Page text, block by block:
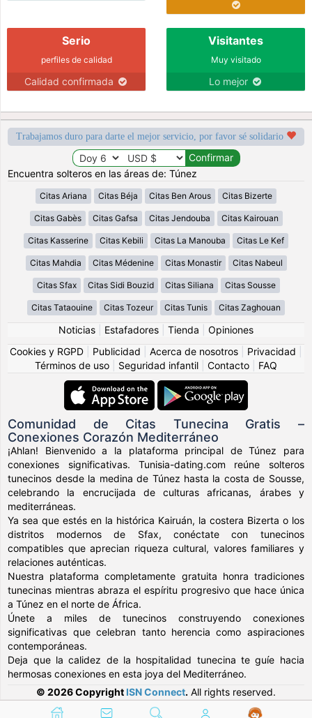
Serio
perfiles de calidad
Calidad confirmada
Visitantes
Muy visitado
Lo mejor
Trabajamos duro para darte el mejor servicio, por favor sé solidario
Encuentra solteros en las áreas de: Túnez
Citas Ariana Citas Béja Citas Ben Arous Citas Bizerte
Citas Gabès Citas Gafsa Citas Jendouba Citas Kairouan
Citas Kasserine Citas Kebili Citas La Manouba Citas Le Kef
Citas Mahdia Citas Médenine Citas Monastir Citas Nabeul
Citas Sfax Citas Sidi Bouzid Citas Siliana Citas Sousse
Citas Tataouine Citas Tozeur Citas Tunis Citas Zaghouan
Noticias Estafadores Tienda
Opiniones
Cookies y RGPD
Publicidad Acerca de nosotros Privacidad
Términos de uso
Seguridad infantil Contacto FAQ
Comunidad de Citas Tunecina Gratis –
Conexiones Corazón Mediterráneo
¡Ahlan! Bienvenido a la plataforma principal de Túnez para
conexiones significativas. Tunisia-dating.com reúne solteros
tunecinos desde la medina de Túnez hasta la costa de Sousse,
celebrando la encrucijada de culturas africanas, árabes y
mediterráneas.
Ya sea que estés en la histórica Kairuán, la costera Bizerta o los
distritos modernos de Sfax, conéctate con tunecinos
compatibles que aprecian riqueza cultural, valores familiares y
relaciones auténticas.
Nuestra plataforma completamente gratuita honra tradiciones
tunecinas mientras abraza el espíritu progresivo que hace única
a Túnez en el norte de África.
Únete a miles de tunecinos construyendo conexiones
significativas que celebran tanto herencia como aspiraciones
contemporáneas.
Deja que la calidez de la hospitalidad tunecina te guíe hacia
hermosas conexiones en esta joya del Mediterráneo.
© 2026 Copyright ISN Connect. All rights reserved.